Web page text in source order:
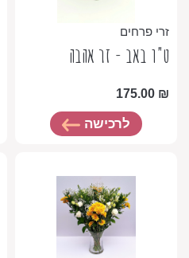
זרי פרחים
ט"ו באב - זר אהבה
175.00 ₪
לרכישה